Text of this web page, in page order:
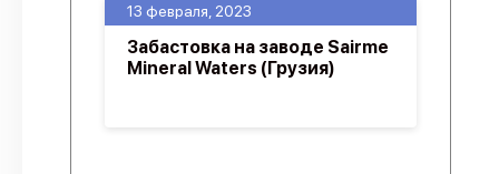
13 февраля, 2023
Забастовка на заводе Sairme
Mineral Waters (Грузия)